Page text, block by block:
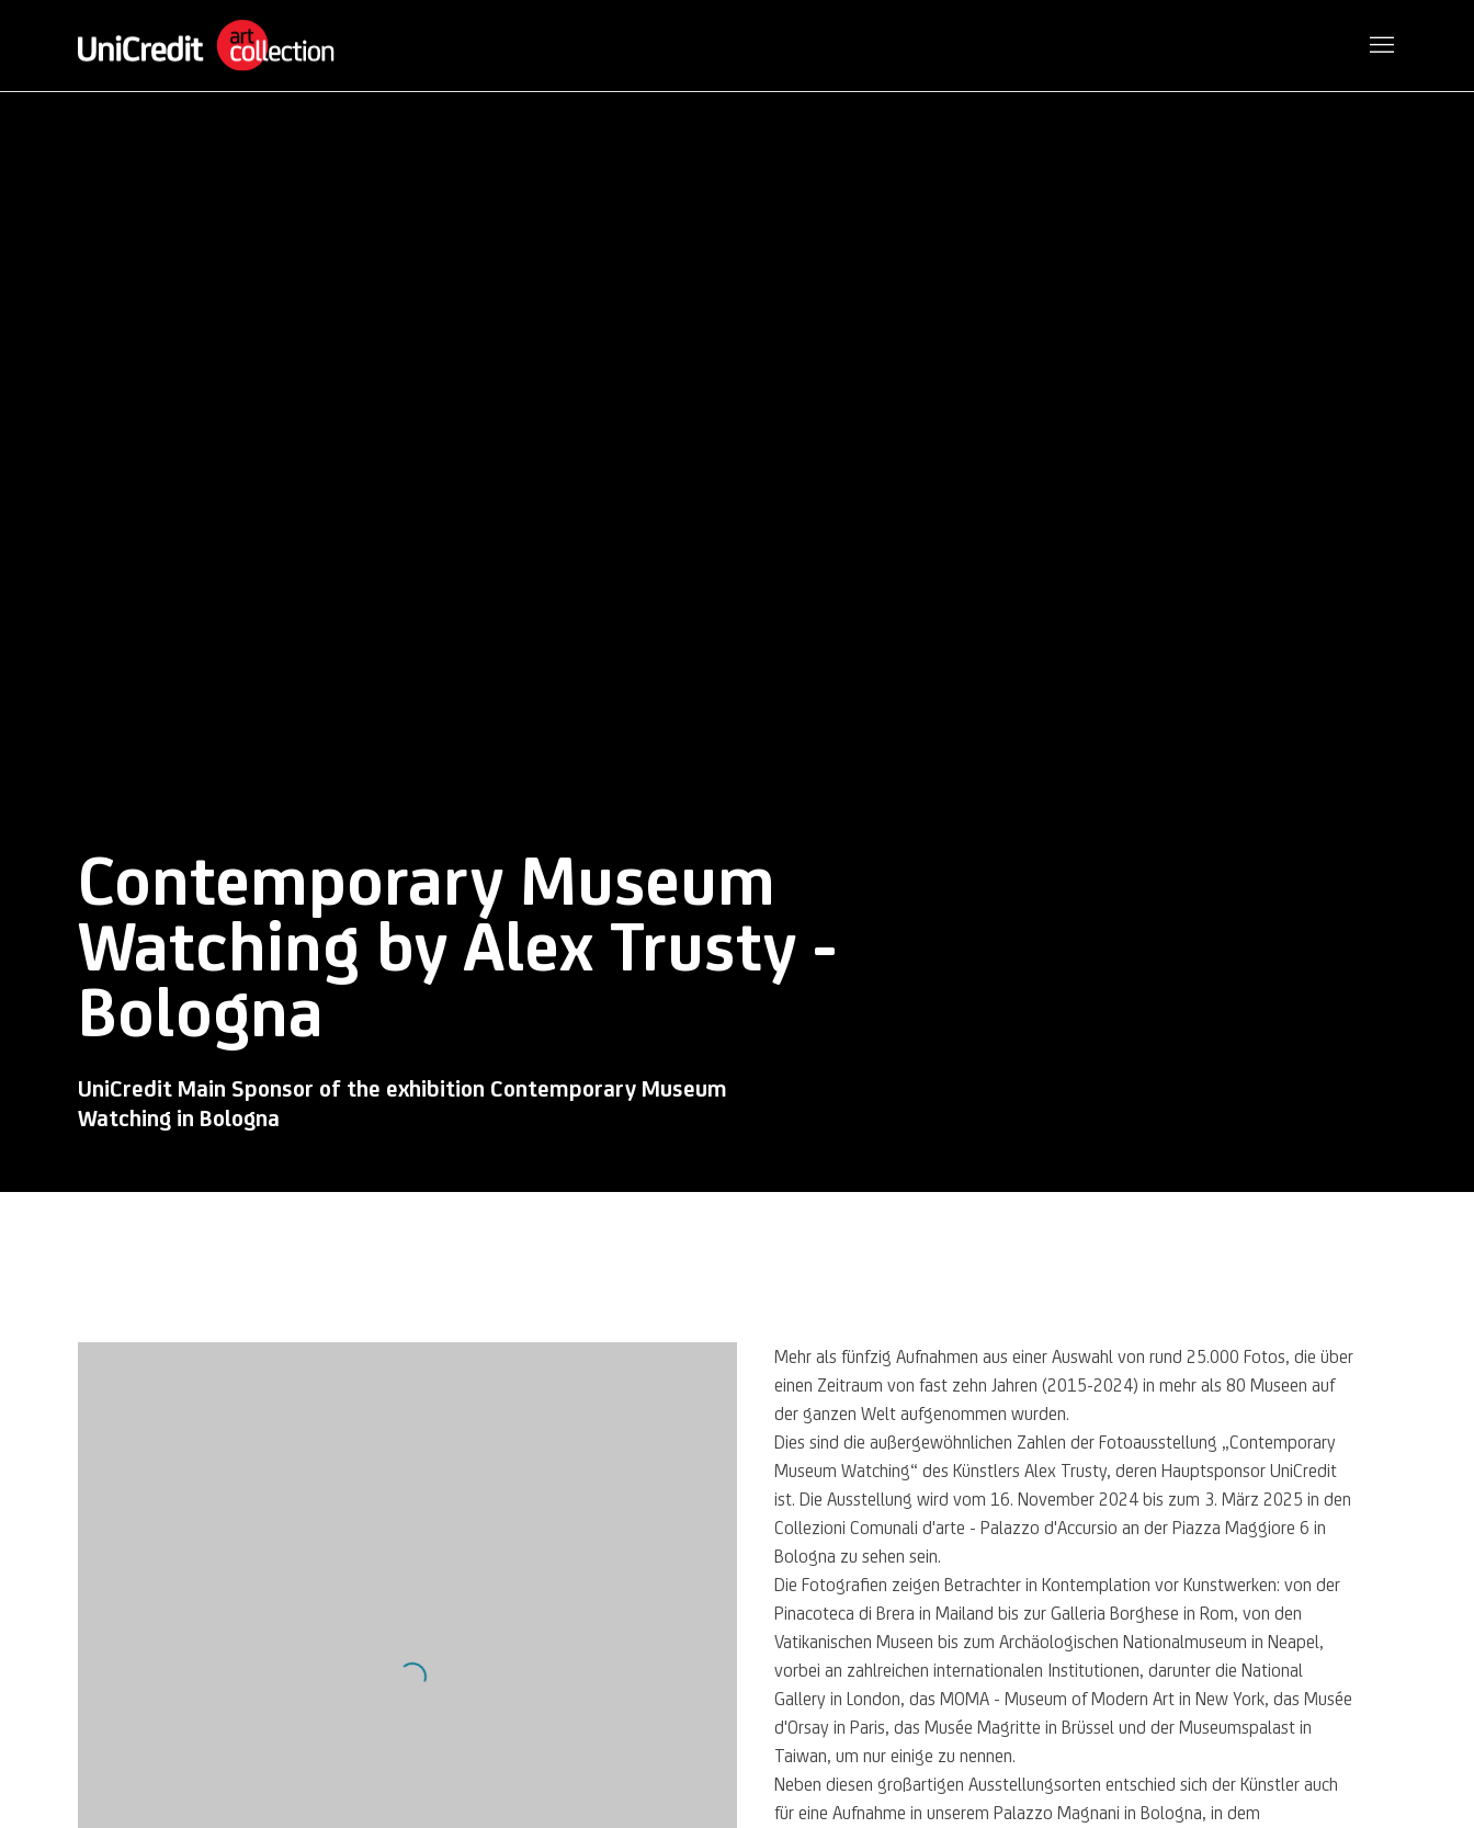
Contemporary Museum
Watching by Alex Trusty -
Bologna
UniCredit Main Sponsor of the exhibition Contemporary Museum
Watching in Bologna
Mehr als fünfzig Aufnahmen aus einer Auswahl von rund 25.000 Fotos, die über
einen Zeitraum von fast zehn Jahren (2015-2024) in mehr als 80 Museen auf
der ganzen Welt aufgenommen wurden.
Dies sind die außergewöhnlichen Zahlen der Fotoausstellung „Contemporary
Museum Watching“ des Künstlers Alex Trusty, deren Hauptsponsor UniCredit
ist. Die Ausstellung wird vom 16. November 2024 bis zum 3. März 2025 in den
Collezioni Comunali d'arte - Palazzo d'Accursio an der Piazza Maggiore 6 in
Bologna zu sehen sein.
Die Fotografien zeigen Betrachter in Kontemplation vor Kunstwerken: von der
Pinacoteca di Brera in Mailand bis zur Galleria Borghese in Rom, von den
Vatikanischen Museen bis zum Archäologischen Nationalmuseum in Neapel,
vorbei an zahlreichen internationalen Institutionen, darunter die National
Gallery in London, das MOMA - Museum of Modern Art in New York, das Musée
d'Orsay in Paris, das Musée Magritte in Brüssel und der Museumspalast in
Taiwan, um nur einige zu nennen.
Neben diesen großartigen Ausstellungsorten entschied sich der Künstler auch
für eine Aufnahme in unserem Palazzo Magnani in Bologna, in dem